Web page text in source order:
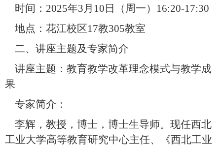
时间： 2025年3 月 10 日（周一） 16:20-17:30
地点：花江校区17教305教室
二、讲座主题及专家简介
讲座主题：教育教学改革理念模式与教学成
果
专家简介：
李辉，教授，博士，博士生导师。现任西北
工业大学高等教育研究中心主任、《西北工业